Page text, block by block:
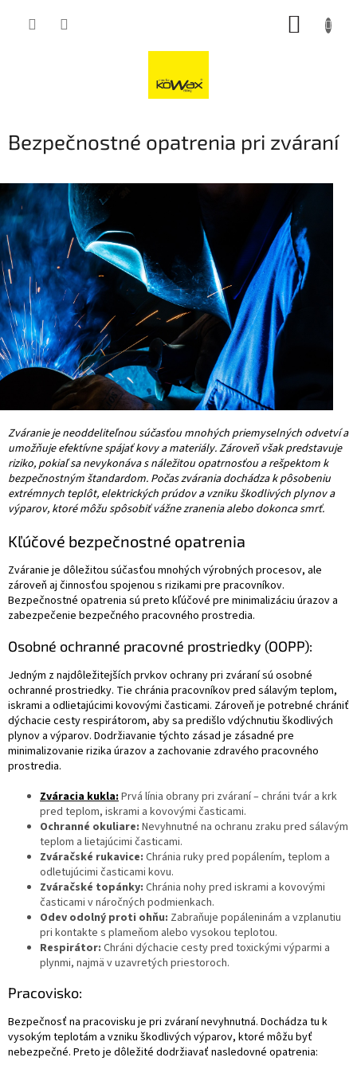
Bezpečnostné opatrenia pri zváraní
Zváranie je neoddeliteľnou súčasťou mnohých priemyselných odvetví a
umožňuje efektívne spájať kovy a materiály. Zároveň však predstavuje
riziko, pokiaľ sa nevykonáva s náležitou opatrnosťou a rešpektom k
bezpečnostným štandardom. Počas zvárania dochádza k pôsobeniu
extrémnych teplôt, elektrických prúdov a vzniku škodlivých plynov a
výparov, ktoré môžu spôsobiť vážne zranenia alebo dokonca smrť.
Kľúčové bezpečnostné opatrenia
Zváranie je dôležitou súčasťou mnohých výrobných procesov, ale
zároveň aj činnosťou spojenou s rizikami pre pracovníkov.
Bezpečnostné opatrenia sú preto kľúčové pre minimalizáciu úrazov a
zabezpečenie bezpečného pracovného prostredia.
Osobné ochranné pracovné prostriedky (OOPP):
Jedným z najdôležitejších prvkov ochrany pri zváraní sú osobné
ochranné prostriedky. Tie chránia pracovníkov pred sálavým teplom,
iskrami a odlietajúcimi kovovými časticami. Zároveň je potrebné chrániť
dýchacie cesty respirátorom, aby sa predišlo vdýchnutiu škodlivých
plynov a výparov. Dodržiavanie týchto zásad je zásadné pre
minimalizovanie rizika úrazov a zachovanie zdravého pracovného
prostredia.
Zváracia kukla: Prvá línia obrany pri zváraní – chráni tvár a krk
pred teplom, iskrami a kovovými časticami.
Ochranné okuliare: Nevyhnutné na ochranu zraku pred sálavým
teplom a lietajúcimi časticami.
Zváračské rukavice: Chránia ruky pred popálením, teplom a
odletujúcimi časticami kovu.
Zváračské topánky: Chránia nohy pred iskrami a kovovými
časticami v náročných podmienkach.
Odev odolný proti ohňu: Zabraňuje popáleninám a vzplanutiu
pri kontakte s plameňom alebo vysokou teplotou.
Respirátor: Chráni dýchacie cesty pred toxickými výparmi a
plynmi, najmä v uzavretých priestoroch.
Pracovisko:
Bezpečnosť na pracovisku je pri zváraní nevyhnutná. Dochádza tu k
vysokým teplotám a vzniku škodlivých výparov, ktoré môžu byť
nebezpečné. Preto je dôležité dodržiavať nasledovné opatrenia: